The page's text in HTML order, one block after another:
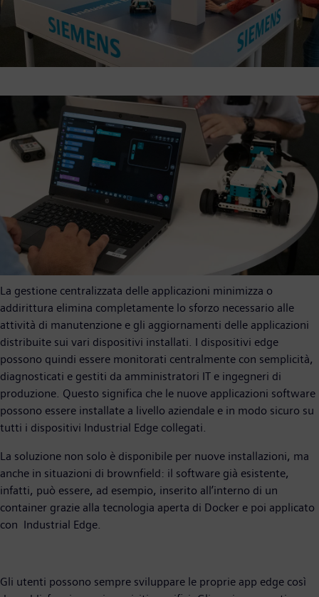
La gestione centralizzata delle applicazioni minimizza o
addirittura elimina completamente lo sforzo necessario alle
attività di manutenzione e gli aggiornamenti delle applicazioni
distribuite sui vari dispositivi installati. I dispositivi edge
possono quindi essere monitorati centralmente con semplicità,
diagnosticati e gestiti da amministratori IT e ingegneri di
produzione. Questo significa che le nuove applicazioni software
possono essere installate a livello aziendale e in modo sicuro su
tutti i dispositivi Industrial Edge collegati.
La soluzione non solo è disponibile per nuove installazioni, ma
anche in situazioni di brownfield: il software già esistente,
infatti, può essere, ad esempio, inserito all’interno di un
container grazie alla tecnologia aperta di Docker e poi applicato
con Industrial Edge.
Gli utenti possono sempre sviluppare le proprie app edge così